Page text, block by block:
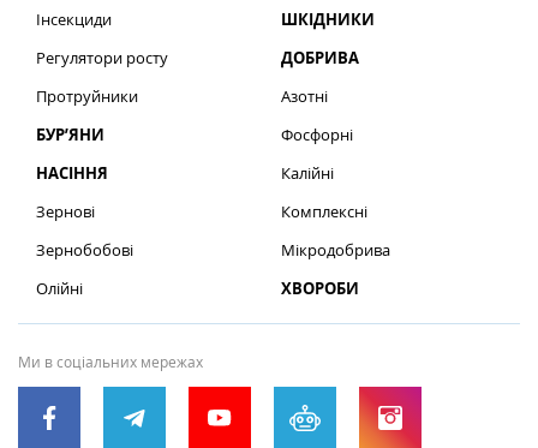
Інсекциди
Регулятори росту
Протруйники
БУР’ЯНИ
НАСІННЯ
Зернові
Зернобобові
Олійні
ШКІДНИКИ
ДОБРИВА
Азотні
Фосфорні
Калійні
Комплексні
Мікродобрива
ХВОРОБИ
Ми в соціальних мережах